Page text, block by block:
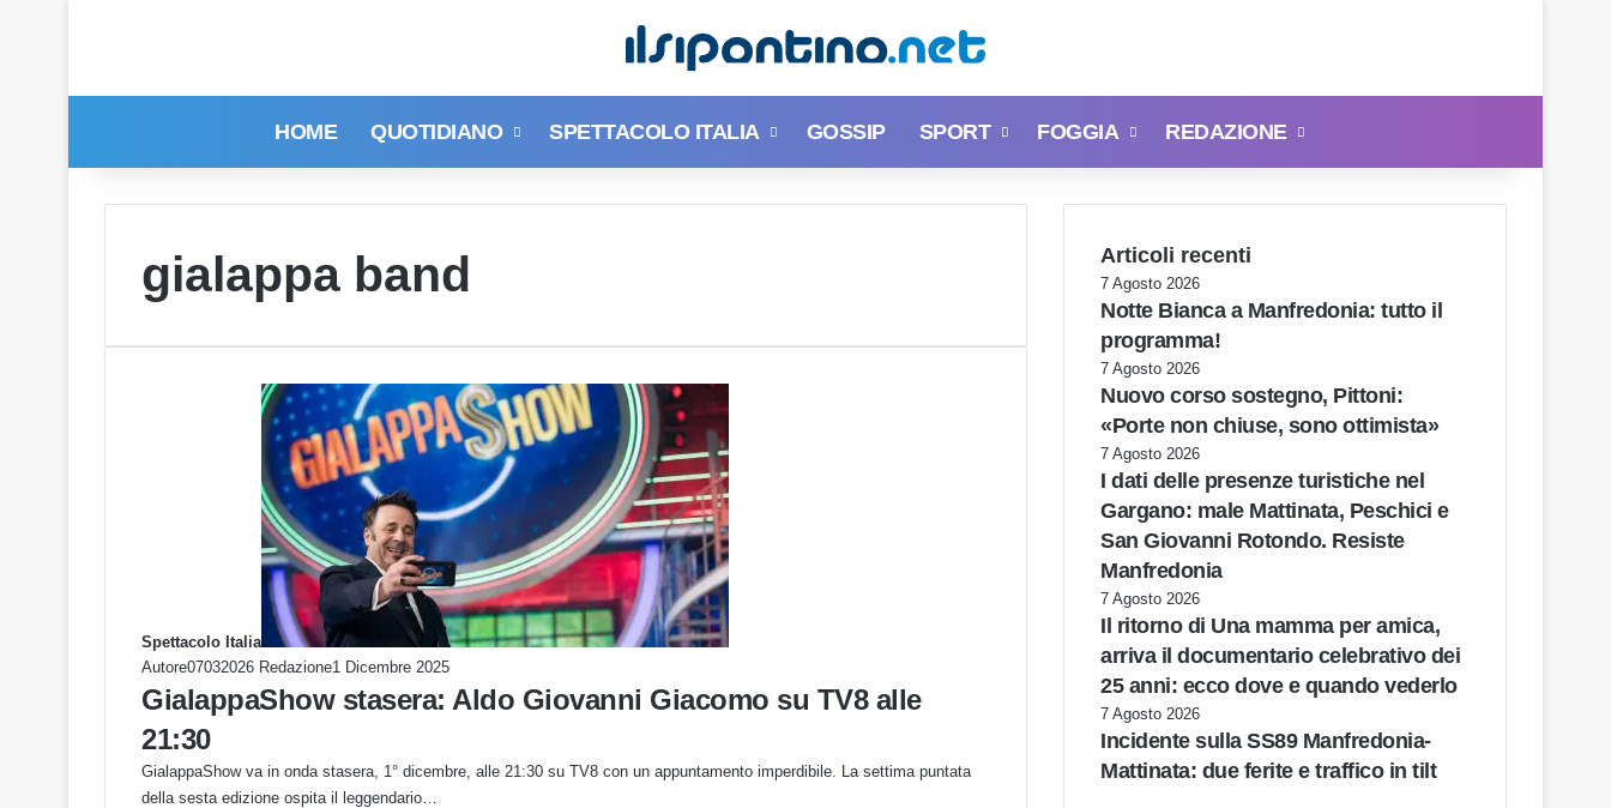
HOME QUOTIDIANO SPETTACOLO ITALIA GOSSIP SPORT FOGGIA REDAZIONE
gialappa band
Spettacolo Italia
Autore07032026 Redazione1 Dicembre 2025
GialappaShow stasera: Aldo Giovanni Giacomo su TV8 alle
21:30
GialappaShow va in onda stasera, 1° dicembre, alle 21:30 su TV8 con un appuntamento imperdibile. La settima puntata
della sesta edizione ospita il leggendario…
Articoli recenti
7 Agosto 2026
Notte Bianca a Manfredonia: tutto il
programma!
7 Agosto 2026
Nuovo corso sostegno, Pittoni:
«Porte non chiuse, sono ottimista»
7 Agosto 2026
I dati delle presenze turistiche nel
Gargano: male Mattinata, Peschici e
San Giovanni Rotondo. Resiste
Manfredonia
7 Agosto 2026
Il ritorno di Una mamma per amica,
arriva il documentario celebrativo dei
25 anni: ecco dove e quando vederlo
7 Agosto 2026
Incidente sulla SS89 Manfredonia-
Mattinata: due ferite e traffico in tilt